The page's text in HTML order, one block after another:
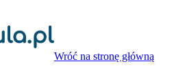
Wróć na stronę główną